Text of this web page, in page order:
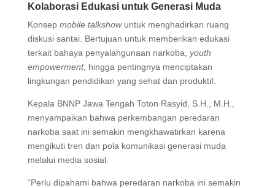
Kolaborasi Edukasi untuk Generasi Muda
Konsep mobile talkshowuntuk menghadirkan ruang
diskusi santai. Bertujuan untuk memberikan edukasi
terkait bahaya penyalahgunaan narkoba, youth
empowerment, hingga pentingnya menciptakan
lingkungan pendidikan yang sehat dan produktif.
Kepala BNNP Jawa Tengah Toton Rasyid, S.H., M.H.,
menyampaikan bahwa perkembangan peredaran
narkoba saat ini semakin mengkhawatirkan karena
mengikuti tren dan pola komunikasi generasi muda
melalui media sosial.
“Perlu dipahami bahwa peredaran narkoba ini semakin